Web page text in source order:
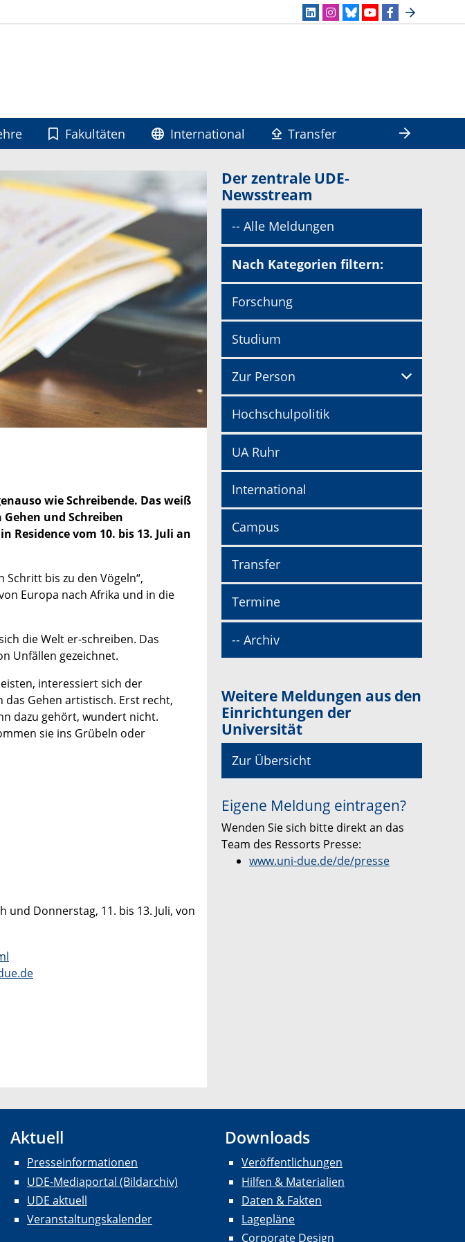
Fakultäten International
Transfer
wie Schreibende. Das weiß
und Schreiben
vom 10. bis 13. Juli an
Schritt bis zu den Vögeln“,
Europa nach Afrika und in die
die Welt er-schreiben. Das
Unfällen gezeichnet.
interessiert sich der
Gehen artistisch. Erst recht,
dazu gehört, wundert nicht.
sie ins Grübeln oder
Donnerstag, 11. bis 13. Juli, von
Der zentrale UDE-
Newsstream
-- Alle Meldungen
Nach Kategorien filtern:
Forschung
Studium
Zur Person
Hochschulpolitik
UA Ruhr
International
Campus
Transfer
Termine
-- Archiv
Weitere Meldungen aus den
Einrichtungen der
Universität
Zur Übersicht
Eigene Meldung eintragen?
Wenden Sie sich bitte direkt an das
Team des Ressorts Presse:
www.uni-due.de/de/presse
Aktuell
Presseinformationen
UDE-Mediaportal (Bildarchiv)
UDE aktuell
Veranstaltungskalender
Downloads
Veröffentlichungen
Hilfen & Materialien
Daten & Fakten
Lagepläne
Corporate Design